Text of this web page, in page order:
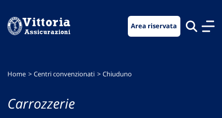
menu
contenuto
footer
Area riservata
Home Centri convenzionati Chiuduno
Carrozzerie